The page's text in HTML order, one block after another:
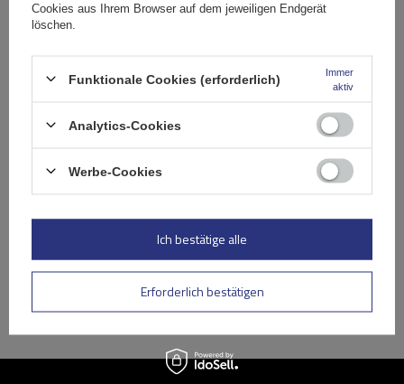
Mont Blanc Pro Rack 205 Dachträger
Große Menge verfügbar Wir versenden schon am11. August
Warenkorb
Cookies aus Ihrem Browser auf dem jeweiligen Endgerät
löschen.
Funktionale Cookies (erforderlich)
Immer
aktiv
Analytics-Cookies
Werbe-Cookies
Erforderlich bestätigen
Ich bestätige alle